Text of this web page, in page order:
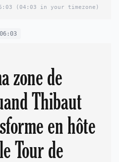
(04:03 in your timezone)
06:03
zone de
Thibaut
en hôte
Tour de